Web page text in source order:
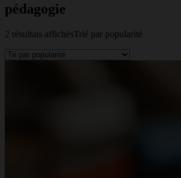
pédagogie
2 résultats affichésTrié par popularité